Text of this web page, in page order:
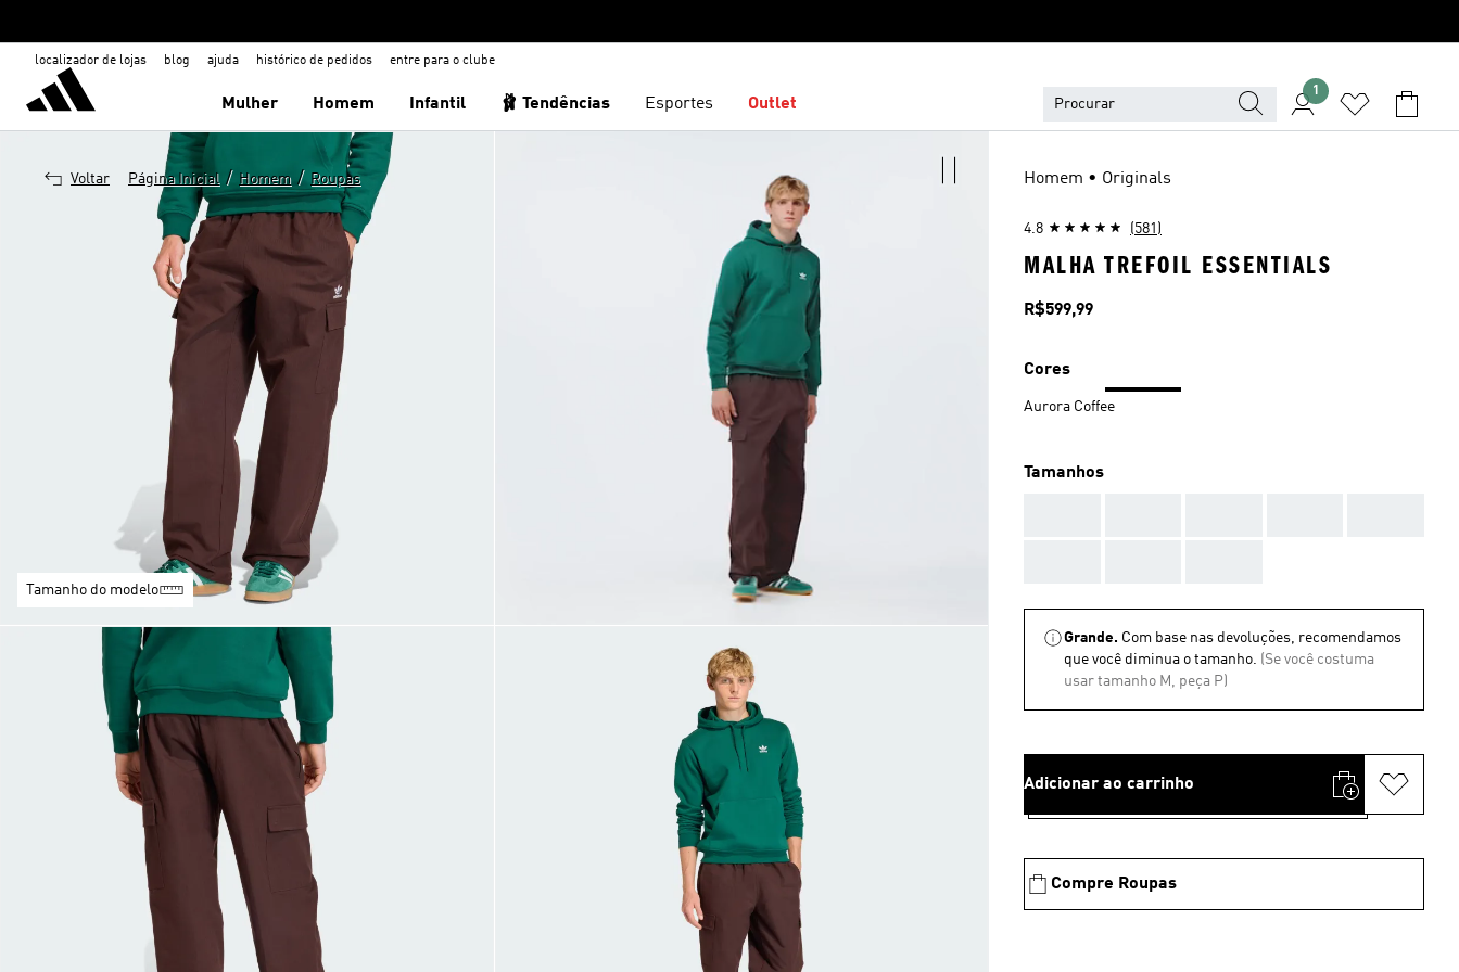
localizador de lojas blog ajuda histórico de pedidos entre para o clube
Mulher Homem Infantil 🩰 Tendências Esportes Outlet
1
Voltar Página Inicial / Homem / Roupas
Tamanho do modelo
Homem • Originals
4.8 (581)
MALHA TREFOIL ESSENTIALS
Preço
R$599,99
Cores
Aurora Coffee
Tamanhos
Grande. Com base nas devoluções, recomendamos
que você diminua o tamanho. (Se você costuma
usar tamanho M, peça P)
Adicionar ao carrinho
Compre Roupas